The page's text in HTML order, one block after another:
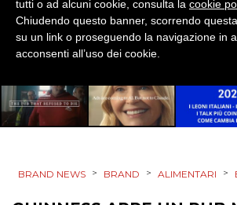
MOBILE
PROMOZIONI
PRODOTTI
BRAND NEWS > BRAND > ALIMENTARI >
tutti o ad alcuni cookie, consulta la cookie
Chiudendo questo banner, scorrendo
su un link o proseguendo la navigazione in
acconsenti all’uso dei cookie.